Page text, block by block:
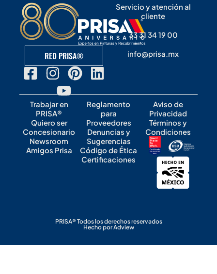
RED PRISA®
Servicio y atención al
cliente
33 31 34 19 00
info@prisa.mx
Trabajar en
PRISA®
Quiero ser
Concesionario
Newsroom
Amigos Prisa
Reglamento
para
Proveedores
Denuncias y
Sugerencias
Código de Ética
Certificaciones
Aviso de
Privacidad
Términos y
Condiciones
PRISA® Todos los derechos reservados
Hecho por Adview